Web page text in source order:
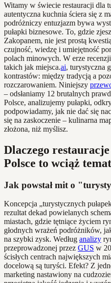
Witamy w świecie restauracji dla
autentyczna kuchnia ściera się z
podróżniczy entuzjazm bywa
pułapki biznesowe. To, gdzie
Zakopanem, nie jest prostą
czujność, wiedzę i umiejętność
polach minowych. W erze
takich jak miejsca.ai, turystyczna
kontrastów: między tradycją a
rozczarowaniem. Niniejszy
– odsłaniamy 12 brutalnych
Polsce, analizujemy pułapki,
podpowiadamy, jak nie dać się
się na zaskoczenie – kulinarna
złożona, niż myślisz.
Dlaczego
Polsce to wciąż
Jak powstał mit o
Koncepcja „turystycznych
rezultat dekad powielanych
miastach, gdzie tętniące życiem
głodnych wrażeń podróżników,
na szybki zysk. Według analizy
przeprowadzonej przez GUS w
ścisłych centrach największych
docelową są turyści. Efekt? Z
marketing nastawiony na